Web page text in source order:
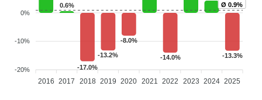
0%
-10%
-20%
0.6%
-17.0%
-13.2%
-8.0%
-14.0% -13.3%
2016 2017 2018 2019 2020 2021 2022 2023 2024 2025
Ø 0.9%